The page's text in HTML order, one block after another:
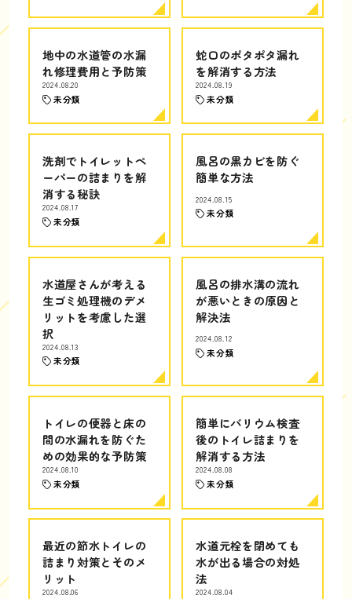
地中の水道管の水漏
れ修理費用と予防策
2024.08.20
未分類
蛇口のポタポタ漏れ
を解消する方法
2024.08.19
未分類
洗剤でトイレットペ
ーパーの詰まりを解
消する秘訣
2024.08.17
未分類
風呂の黒カビを防ぐ
簡単な方法
2024.08.15
未分類
水道屋さんが考える
生ゴミ処理機のデメ
リットを考慮した選
択
2024.08.13
未分類
風呂の排水溝の流れ
が悪いときの原因と
解決法
2024.08.12
未分類
トイレの便器と床の
間の水漏れを防ぐた
めの効果的な予防策
2024.08.10
未分類
簡単にバリウム検査
後のトイレ詰まりを
解消する方法
2024.08.08
未分類
最近の節水トイレの
詰まり対策とそのメ
リット
2024.08.06
水道元栓を閉めても
水が出る場合の対処
法
2024.08.04